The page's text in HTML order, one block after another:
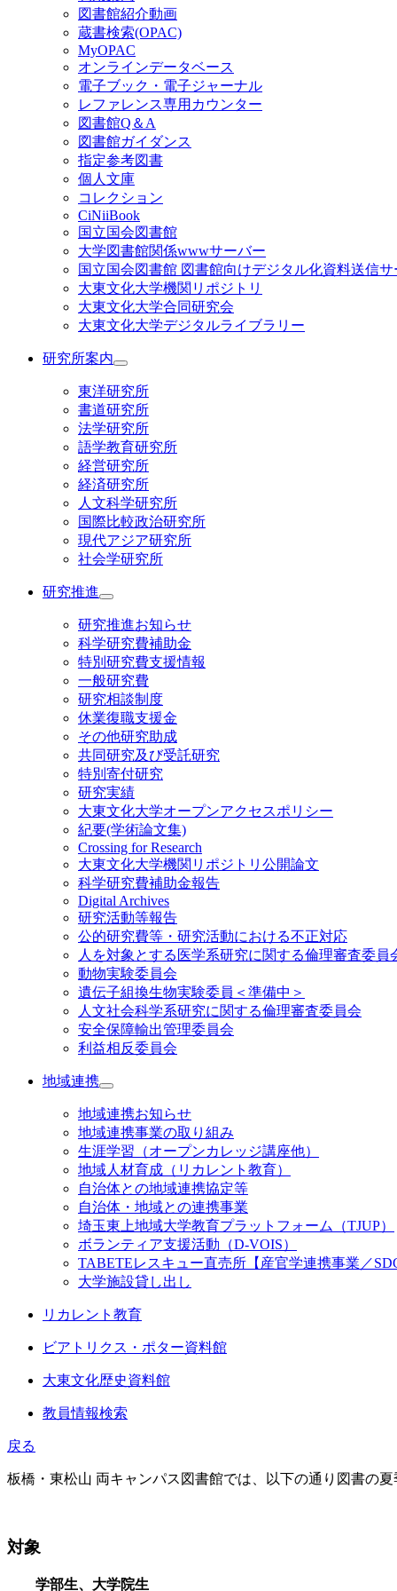
図書館紹介動画
蔵書検索(OPAC)
MyOPAC
オンラインデータベース
電子ブック・電子ジャーナル
レファレンス専用カウンター
図書館Q＆A
図書館ガイダンス
指定参考図書
個人文庫
コレクション
CiNiiBook
国立国会図書館
大学図書館関係wwwサーバー
国立国会図書館 図書館向けデジタル化資料送信サ
大東文化大学機関リポジトリ
大東文化大学合同研究会
大東文化大学デジタルライブラリー
研究所案内
東洋研究所
書道研究所
法学研究所
語学教育研究所
経営研究所
経済研究所
人文科学研究所
国際比較政治研究所
現代アジア研究所
社会学研究所
研究推進
研究推進お知らせ
科学研究費補助金
特別研究費支援情報
一般研究費
研究相談制度
休業復職支援金
その他研究助成
共同研究及び受託研究
特別寄付研究
研究実績
大東文化大学オープンアクセスポリシー
紀要(学術論文集)
Crossing for Research
大東文化大学機関リポジトリ公開論文
科学研究費補助金報告
Digital Archives
研究活動等報告
公的研究費等・研究活動における不正対応
人を対象とする医学系研究に関する倫理審査委員
動物実験委員会
遺伝子組換生物実験委員＜準備中＞
人文社会科学系研究に関する倫理審査委員会
安全保障輸出管理委員会
利益相反委員会
地域連携
地域連携お知らせ
地域連携事業の取り組み
生涯学習（オープンカレッジ講座他）
地域人材育成（リカレント教育）
自治体との地域連携協定等
自治体・地域との連携事業
埼玉東上地域大学教育プラットフォーム（TJUP）
ボランティア支援活動（D-VOIS）
TABETEレスキュー直売所【産官学連携事業／
大学施設貸し出し
リカレント教育
ビアトリクス・ポター資料館
大東文化歴史資料館
教員情報検索
戻る
板橋・東松山 両キャンパス図書館では、以下の通り図書の
対象
学部生、大学院生